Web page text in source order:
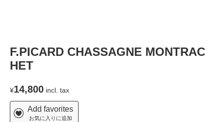
F.PICARD CHASSAGNE MONTRAC
HET
¥14,800 incl. tax
Add favorites
お気に入りに追加